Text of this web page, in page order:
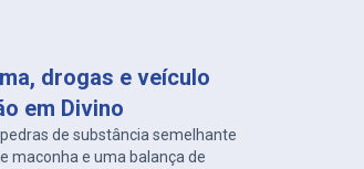
drogas e veículo
em Divino
de substância semelhante
maconha e uma balança de